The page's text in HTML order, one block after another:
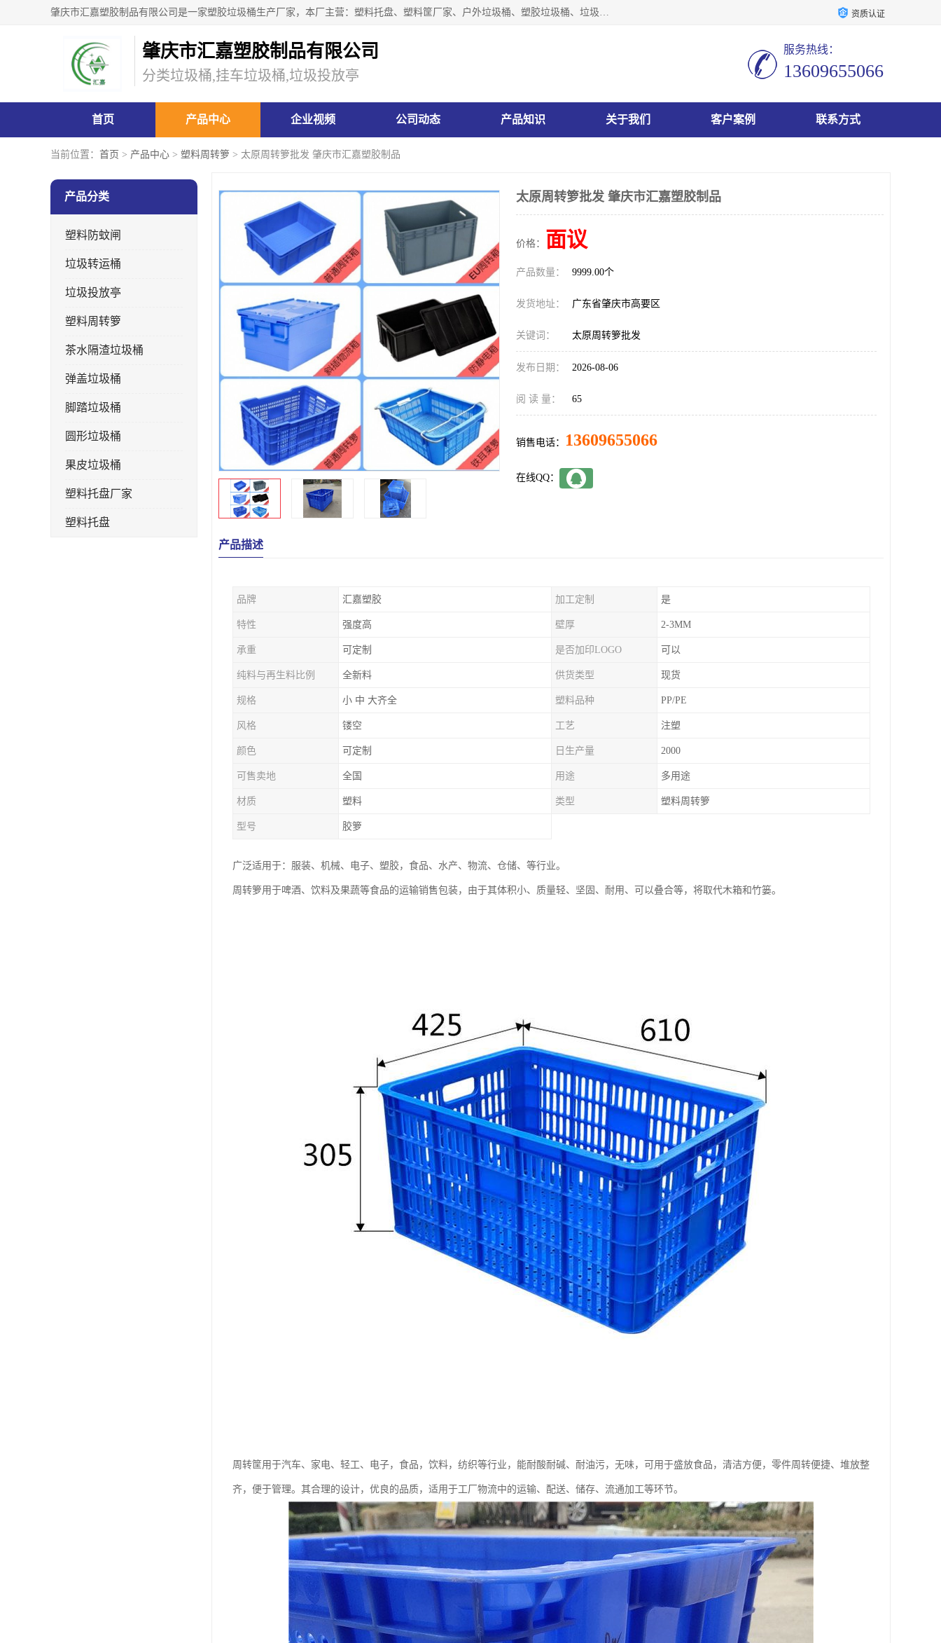
肇庆市汇嘉塑胶制品有限公司是一家塑胶垃圾桶生产厂家，本厂主营：塑料托盘、塑料筐厂家、户外垃圾桶、塑胶垃圾桶、垃圾桶等产品，深受广大客户的欢迎。公司拥有一支勇于、善于集思广益的生产队伍，实力雄厚的技术力量，一贯奉行“以人为本”的管理和服务理念。 资质认证
肇庆市汇嘉塑胶制品有限公司
分类垃圾桶,挂车垃圾桶,垃圾投放亭
服务热线：
13609655066
首页 产品中心 企业视频 公司动态 产品知识 关于我们 客户案例 联系方式
当前位置： 首页 > 产品中心 > 塑料周转箩 > 太原周转箩批发 肇庆市汇嘉塑胶制品
产品分类
塑料防蚊闸
垃圾转运桶
垃圾投放亭
塑料周转箩
茶水隔渣垃圾桶
弹盖垃圾桶
脚踏垃圾桶
圆形垃圾桶
果皮垃圾桶
塑料托盘厂家
塑料托盘
太原周转箩批发 肇庆市汇嘉塑胶制品
价格： 面议
产品数量： 9999.00个
发货地址： 广东省肇庆市高要区
关键词： 太原周转箩批发
发布日期： 2026-08-06
阅 读 量： 65
销售电话： 13609655066
在线QQ：
产品描述
品牌 汇嘉塑胶 加工定制 是
特性 强度高 壁厚 2-3MM
承重 可定制 是否加印LOGO 可以
纯料与再生料比例 全新料 供货类型 现货
规格 小 中 大齐全 塑料品种 PP/PE
风格 镂空 工艺 注塑
颜色 可定制 日生产量 2000
可售卖地 全国 用途 多用途
材质 塑料 类型 塑料周转箩
型号 胶箩
广泛适用于：服装、机械、电子、塑胶，食品、水产、物流、仓储、等行业。
周转箩用于啤酒、饮料及果蔬等食品的运输销售包装，由于其体积小、质量轻、坚固、耐用、可以叠合等，将取代木箱和竹篓。
周转筐用于汽车、家电、轻工、电子，食品，饮料，纺织等行业，能耐酸耐碱、耐油污，无味，可用于盛放食品，清洁方便，零件周转便捷、堆放整
齐，便于管理。其合理的设计，优良的品质，适用于工厂物流中的运输、配送、储存、流通加工等环节。